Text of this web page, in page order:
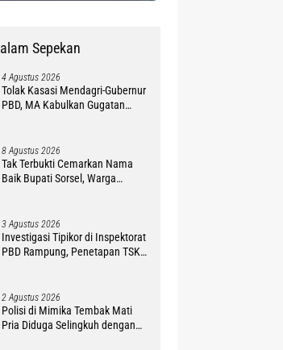
Sepekan
4 Agustus 2026
Tolak Kasasi Mendagri-Gubernur
PBD, MA Kabulkan Gugatan
8 Agustus 2026
Tak Terbukti Cemarkan Nama
Baik Bupati Sorsel, Warga
3 Agustus 2026
Investigasi Tipikor di Inspektorat
PBD Rampung, Penetapan TSK
2 Agustus 2026
Polisi di Mimika Tembak Mati
Pria Diduga Selingkuh dengan